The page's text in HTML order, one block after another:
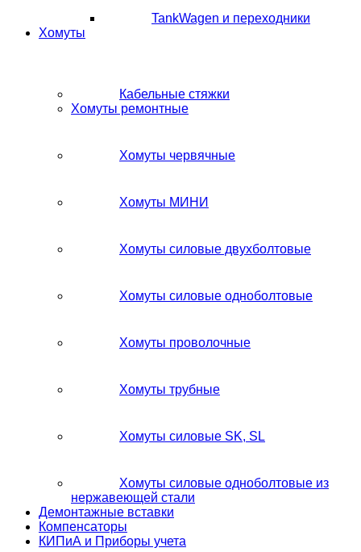
TankWagen и переходники
Хомуты
Кабельные стяжки
Хомуты ремонтные
Хомуты червячные
Хомуты МИНИ
Хомуты силовые двухболтовые
Хомуты силовые одноболтовые
Хомуты проволочные
Хомуты трубные
Хомуты силовые SK, SL
Хомуты силовые одноболтовые из
нержавеющей стали
Демонтажные вставки
Компенсаторы
КИПиА и Приборы учета